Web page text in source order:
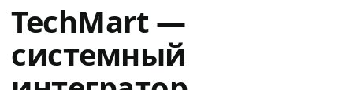
TechMart —
системный